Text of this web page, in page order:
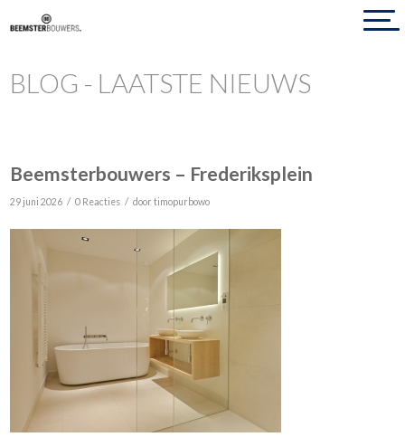
BLOG - LAATSTE NIEUWS
Beemsterbouwers – Frederiksplein
29 juni 2026 / 0 Reacties / doortimopurbowo